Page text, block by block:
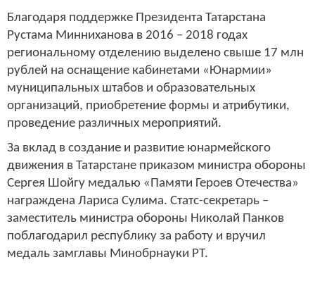
Благодаря поддержке Президента Татарстана
Рустама Минниханова в 2016 – 2018 годах
региональному отделению выделено свыше 17 млн
рублей на оснащение кабинетами «Юнармии»
муниципальных штабов и образовательных
организаций, приобретение формы и атрибутики,
проведение различных мероприятий.
За вклад в создание и развитие юнармейского
движения в Татарстане приказом министра обороны
Сергея Шойгу медалью «Памяти Героев Отечества»
награждена Лариса Сулима. Статс-секретарь –
заместитель министра обороны Николай Панков
поблагодарил республику за работу и вручил
медаль замглавы Минобрнауки РТ.